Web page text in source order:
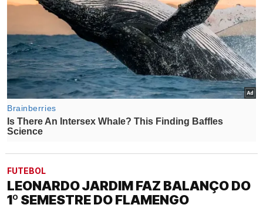
FUTEBOL
LEONARDO JARDIM FAZ BALANÇO DO
1º SEMESTRE DO FLAMENGO